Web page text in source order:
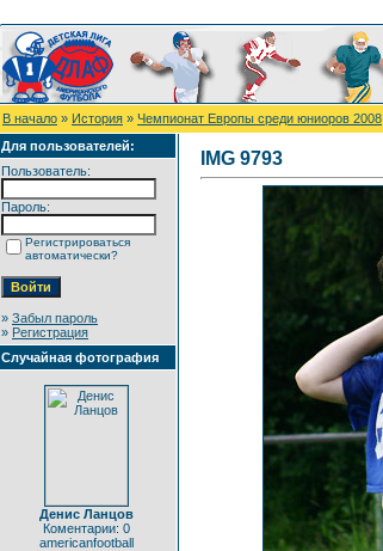
В начало » История » Чемпионат Европы среди юниоров 2008
Для пользователей:
Пользователь:
Пароль:
Регистрироваться
автоматически?
» Забыл пароль
» Регистрация
Случайная фотография
Денис Ланцов
Коментарии: 0
americanfootball
IMG 9793